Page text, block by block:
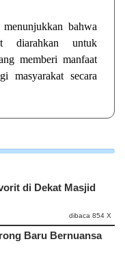
bahwa
diarahkan untuk
memberi manfaat
masyarakat secara
di Dekat Masjid
dibaca 854 X
Baru Bernuansa